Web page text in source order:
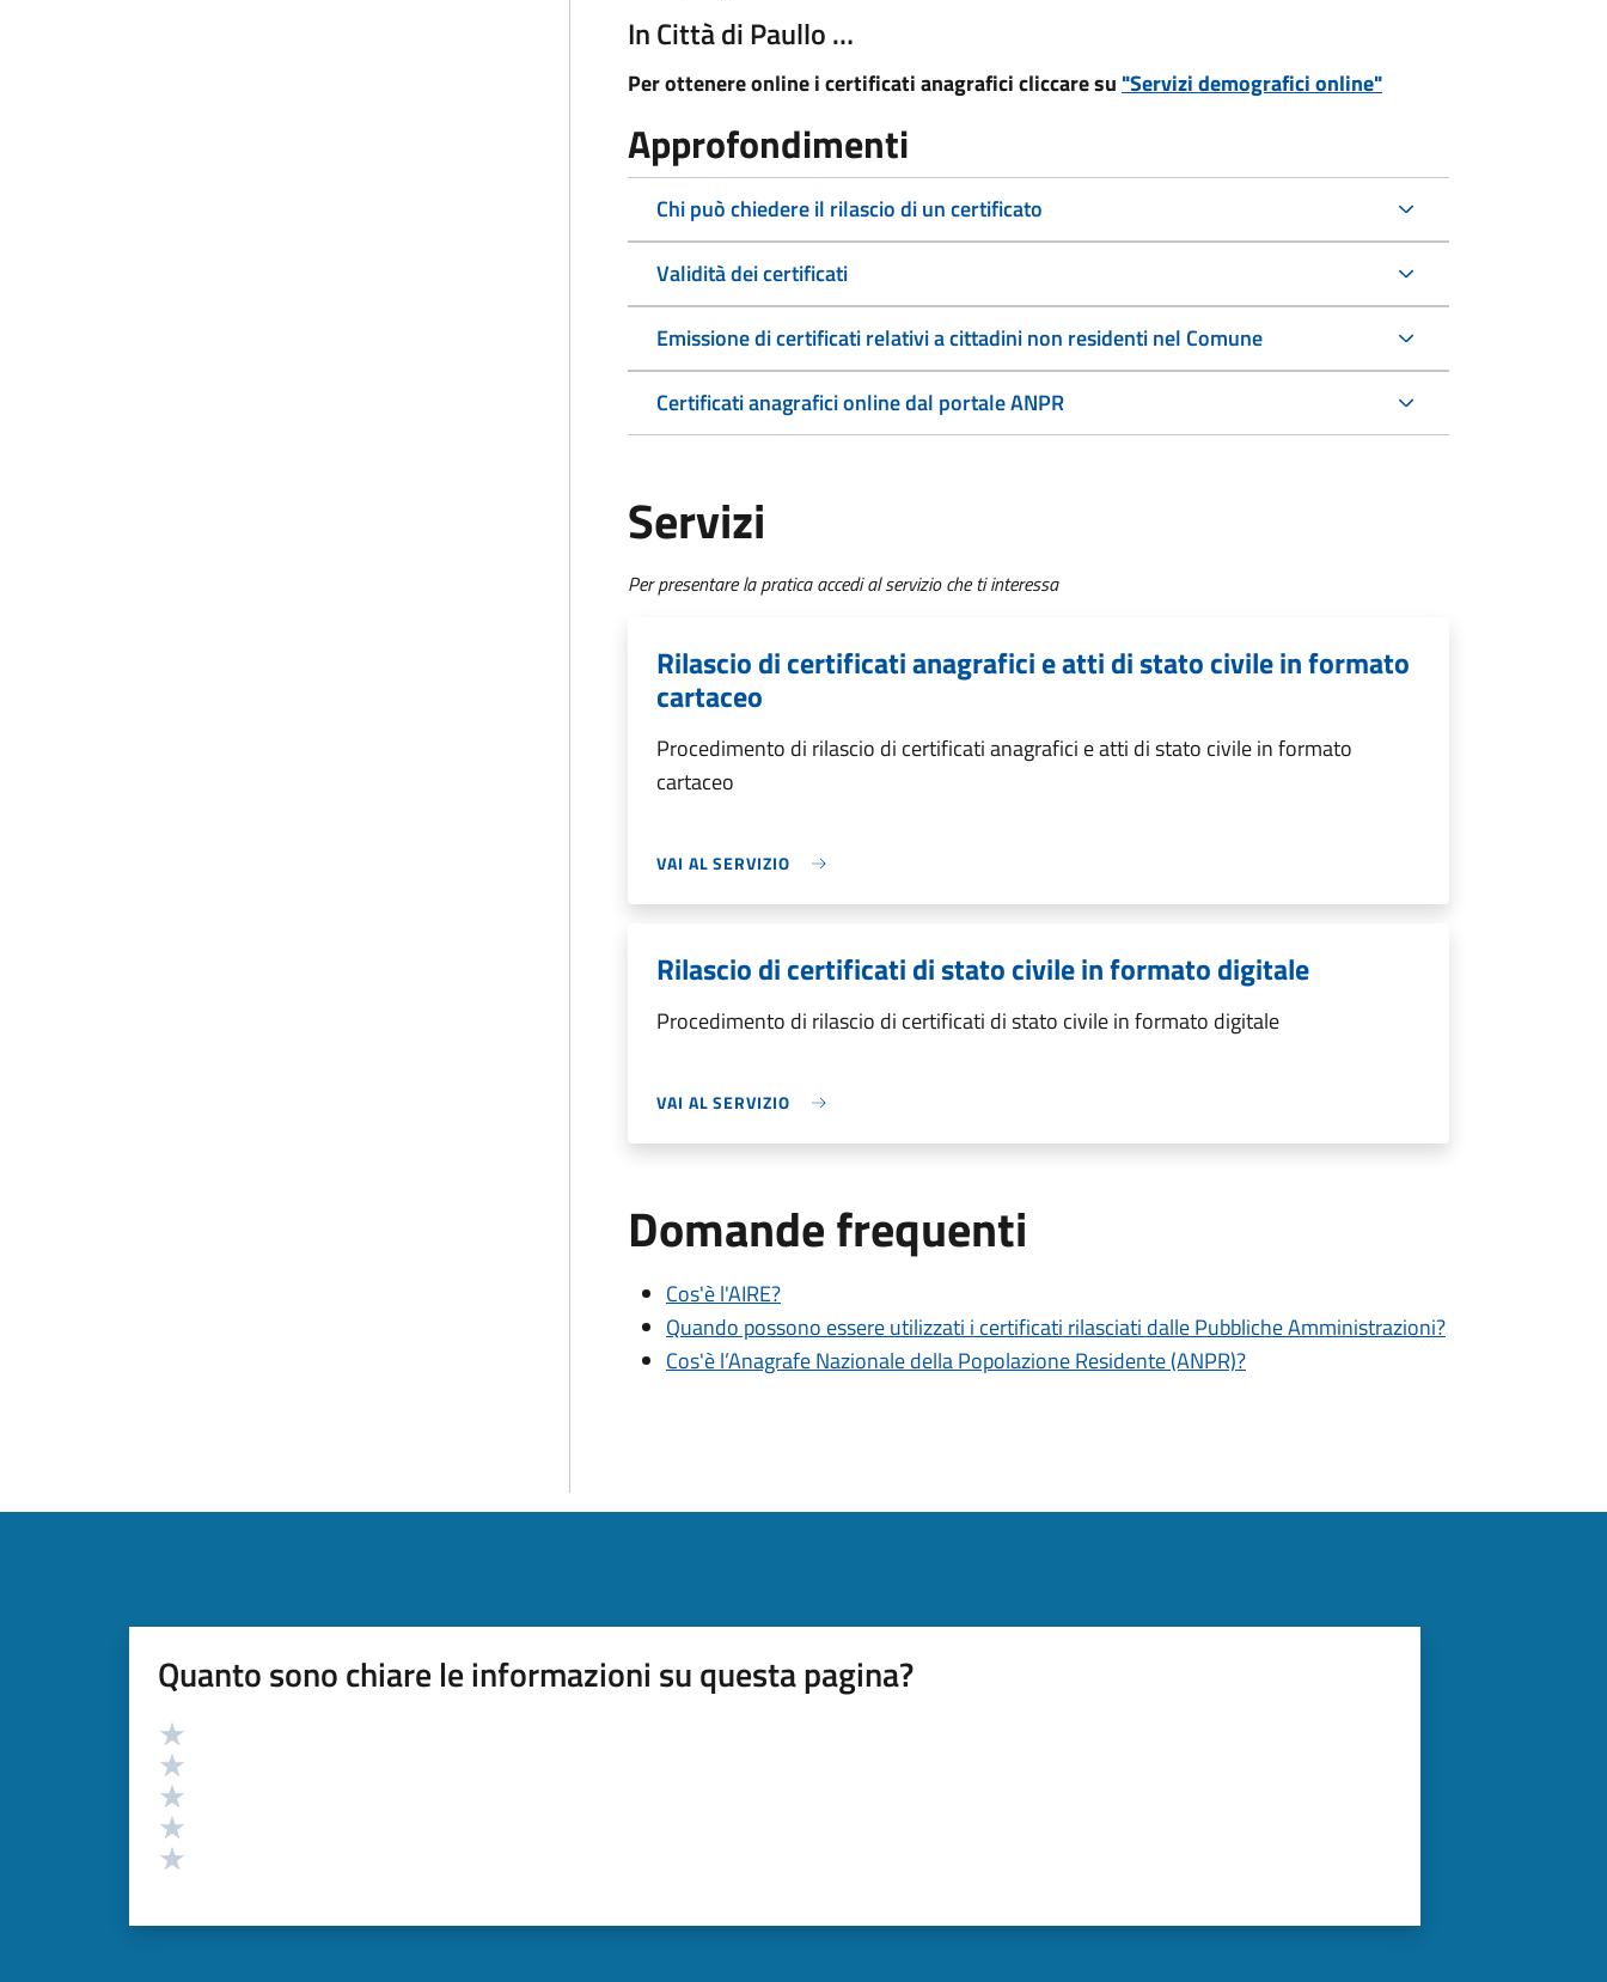
In Città di Paullo …
Per ottenere online i certificati anagrafici cliccare su "Servizi demografici online"
Approfondimenti
Chi può chiedere il rilascio di un certificato
Validità dei certificati
Emissione di certificati relativi a cittadini non residenti nel Comune
Certificati anagrafici online dal portale ANPR
Servizi
Per presentare la pratica accedi al servizio che ti interessa
Rilascio di certificati anagrafici e atti di stato civile in formato
cartaceo
Procedimento di rilascio di certificati anagrafici e atti di stato civile in formato
cartaceo
VAI AL SERVIZIO
Rilascio di certificati di stato civile in formato digitale
Procedimento di rilascio di certificati di stato civile in formato digitale
VAI AL SERVIZIO
Domande frequenti
Cos'è l'AIRE?
Quando possono essere utilizzati i certificati rilasciati dalle Pubbliche Amministrazioni?
Cos'è l’Anagrafe Nazionale della Popolazione Residente (ANPR)?
Quanto sono chiare le informazioni su questa pagina?
Valutazione